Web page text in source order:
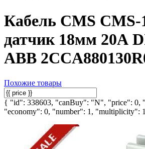
Кабель CMS CMS-
датчик 18мм 20А
ABB
Похожие товары
{ "id": 338603, "canBuy": "N", "price": 0,
"economy": 0, "number": 1, "multiplicity":